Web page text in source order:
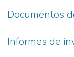
Documentos
Informes de